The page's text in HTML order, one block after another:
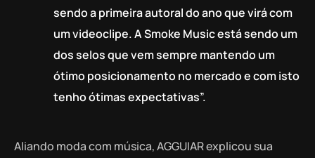
sendo a primeira autoral do ano que virá com
um videoclipe. A Smoke Music está sendo um
dos selos que vem sempre mantendo um
ótimo posicionamento no mercado e com isto
tenho ótimas expectativas”.
Aliando moda com música, AGGUIAR explicou sua